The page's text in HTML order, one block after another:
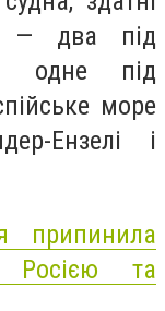
— два під
одне під
море
Ензелі і
припинила
Росією та